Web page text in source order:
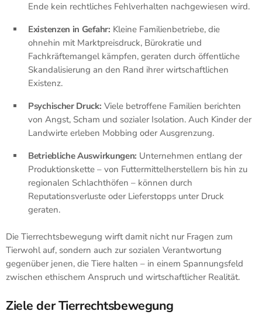
Ende kein rechtliches Fehlverhalten nachgewiesen wird.
Existenzen in Gefahr: Kleine Familienbetriebe, die
ohnehin mit Marktpreisdruck, Bürokratie und
Fachkräftemangel kämpfen, geraten durch öffentliche
Skandalisierung an den Rand ihrer wirtschaftlichen
Existenz.
Psychischer Druck: Viele betroffene Familien berichten
von Angst, Scham und sozialer Isolation. Auch Kinder der
Landwirte erleben Mobbing oder Ausgrenzung.
Betriebliche Auswirkungen: Unternehmen entlang der
Produktionskette – von Futtermittelherstellern bis hin zu
regionalen Schlachthöfen – können durch
Reputationsverluste oder Lieferstopps unter Druck
geraten.
Die Tierrechtsbewegung wirft damit nicht nur Fragen zum
Tierwohl auf, sondern auch zur sozialen Verantwortung
gegenüber jenen, die Tiere halten – in einem Spannungsfeld
zwischen ethischem Anspruch und wirtschaftlicher Realität.
Ziele der Tierrechtsbewegung